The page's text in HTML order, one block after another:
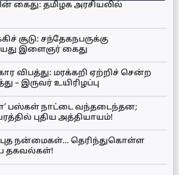
கைது: தமிழக அரசியலில்
சூடு: சந்தேகநபருக்கு
இளைஞர் கைது
விபத்து: மரக்கறி ஏற்றிச் சென்ற
– இருவர் உயிரிழப்பு
பஸ்கள் நாட்டை வந்தடைந்தன;
புதிய அத்தியாயம்!
நன்மைகள்… தெரிந்துகொள்ள
தகவல்கள்!